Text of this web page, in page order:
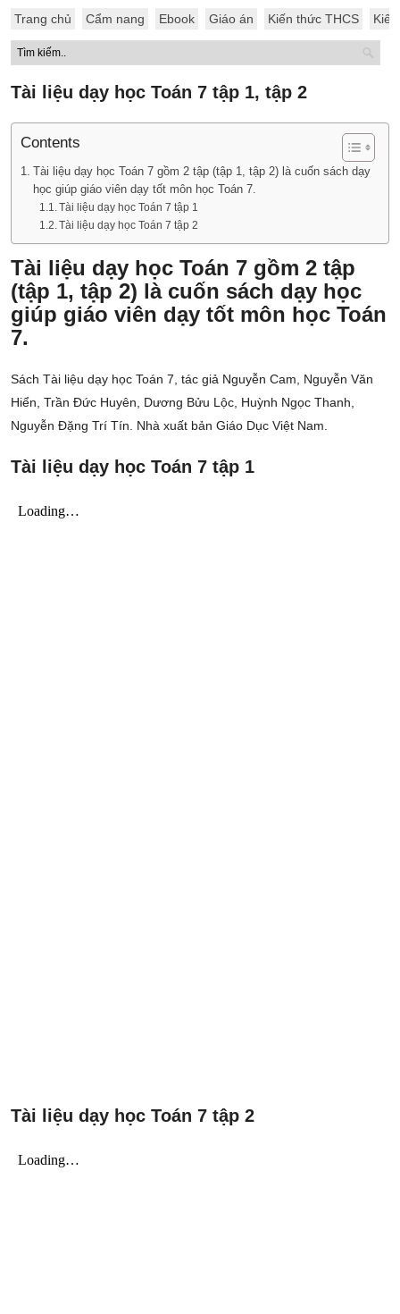
Trang chủ Cẩm nang Ebook Giáo án Kiến thức THCS
Tài liệu dạy học Toán 7 tập 1, tập 2
Contents
Tài liệu dạy học Toán 7 gồm 2 tập (tập 1, tập 2) là cuốn sách dạy
học giúp giáo viên dạy tốt môn học Toán 7.
Tài liệu dạy học Toán 7 tập 1
Tài liệu dạy học Toán 7 tập 2
Tài liệu dạy học Toán 7 gồm 2 tập
(tập 1, tập 2) là cuốn sách dạy học
giúp giáo viên dạy tốt môn học Toán
7.
Sách Tài liệu dạy học Toán 7, tác giả Nguyễn Cam, Nguyễn Văn
Hiển, Trần Đức Huyên, Dương Bửu Lộc, Huỳnh Ngọc Thanh,
Nguyễn Đặng Trí Tín. Nhà xuất bản Giáo Dục Việt Nam.
Tài liệu dạy học Toán 7 tập 1
Tài liệu dạy học Toán 7 tập 2